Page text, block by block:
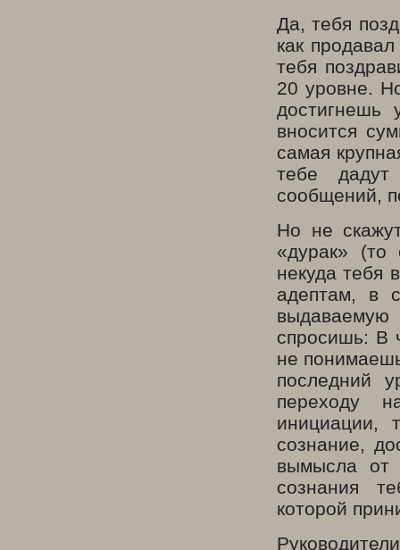
Да, тебя
как
тебя
20 уровне.
достигнешь
вносится
самая
тебе
сообщений,
Но не
«дурак» (то
некуда тебя
адептам, в
спросишь: В
не
последний
переходу
инициации,
сознание,
вымысла от
сознания
которой